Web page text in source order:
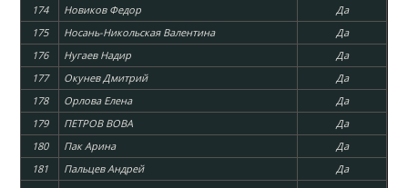
174
Новиков Федор
Да
175
Носань-Никольская Валентина
Да
176
Нугаев Надир
Да
177
Окунев Дмитрий
Да
178
Орлова Елена
Да
179
ПЕТРОВ ВОВА
Да
180
Пак Арина
Да
181
Пальцев Андрей
Да